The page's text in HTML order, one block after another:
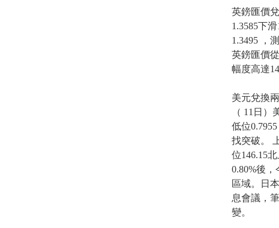
英鎊匯價
1.3585下
1.3495 ，
英鎊匯價
幅度高達
美元兌換
（ 11日
低位
找突破。
位146.15
0.80%後
區域。日
息會議，
變。